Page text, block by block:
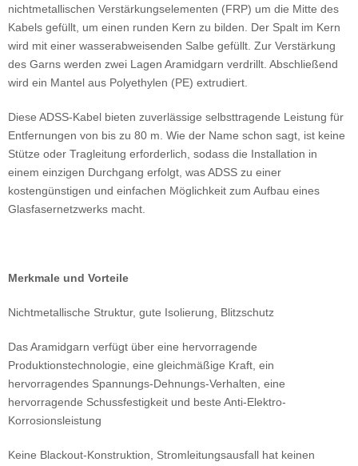
nichtmetallischen Verstärkungselementen (FRP) um die Mitte des
Kabels gefüllt, um einen runden Kern zu bilden. Der Spalt im Kern
wird mit einer wasserabweisenden Salbe gefüllt. Zur Verstärkung
des Garns werden zwei Lagen Aramidgarn verdrillt. Abschließend
wird ein Mantel aus Polyethylen (PE) extrudiert.
Diese ADSS-Kabel bieten zuverlässige selbsttragende Leistung für
Entfernungen von bis zu 80 m. Wie der Name schon sagt, ist keine
Stütze oder Tragleitung erforderlich, sodass die Installation in
einem einzigen Durchgang erfolgt, was ADSS zu einer
kostengünstigen und einfachen Möglichkeit zum Aufbau eines
Glasfasernetzwerks macht.
Merkmale und Vorteile
Nichtmetallische Struktur, gute Isolierung, Blitzschutz
Das Aramidgarn verfügt über eine hervorragende
Produktionstechnologie, eine gleichmäßige Kraft, ein
hervorragendes Spannungs-Dehnungs-Verhalten, eine
hervorragende Schussfestigkeit und beste Anti-Elektro-
Korrosionsleistung
Keine Blackout-Konstruktion, Stromleitungsausfall hat keinen